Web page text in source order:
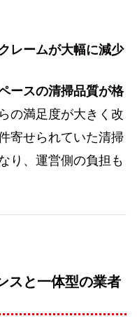
レームが大幅に減少
ースの清掃品質が格
の満足度が大きく改
寄せられていた清掃
り、運営側の負担も
スと一体型の業者